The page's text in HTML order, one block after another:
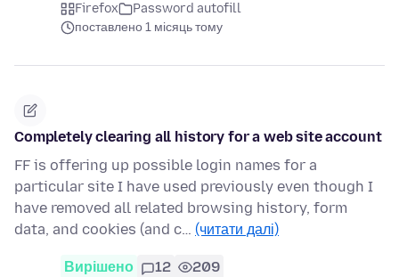
Firefox
Password autofill
поставлено 1 місяць тому
Completely clearing all history for a web site account
FF is offering up possible login names for a
particular site I have used previously even though I
have removed all related browsing history, form
data, and cookies (and c… (читати далі)
Вирішено 12 209